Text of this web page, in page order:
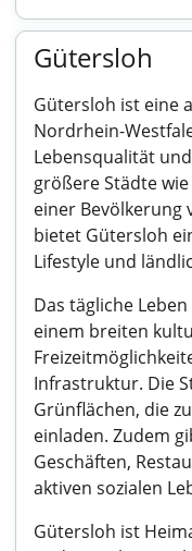
Gütersloh
Gütersloh ist eine
Nordrhein-
Lebensqualität
größere Städte
einer Bevölkerung
bietet Gütersloh
Lifestyle und
Das tägliche
einem breiten
Infrastruktur. Die
Grünflächen, die
einladen. Zudem
Geschäften,
aktiven sozialen
Gütersloh ist